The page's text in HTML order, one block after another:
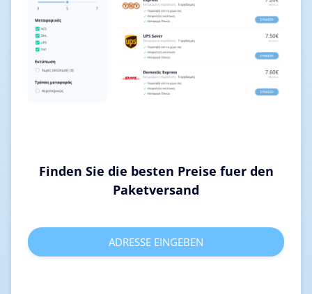
Finden Sie die besten Preise fuer den
Paketversand
ADRESSE EINGEBEN